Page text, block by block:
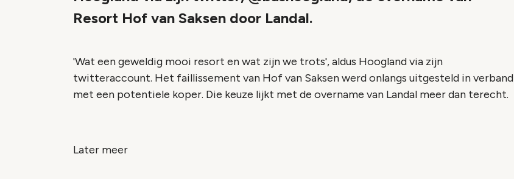
Resort Hof van Saksen door Landal.
'Wat een geweldig mooi resort en wat zijn we trots', aldus Hoogland via zijn
twitteraccount. Het faillissement van Hof van Saksen werd onlangs uitgesteld in verband
met een potentiele koper. Die keuze lijkt met de overname van Landal meer dan terecht.
Later meer